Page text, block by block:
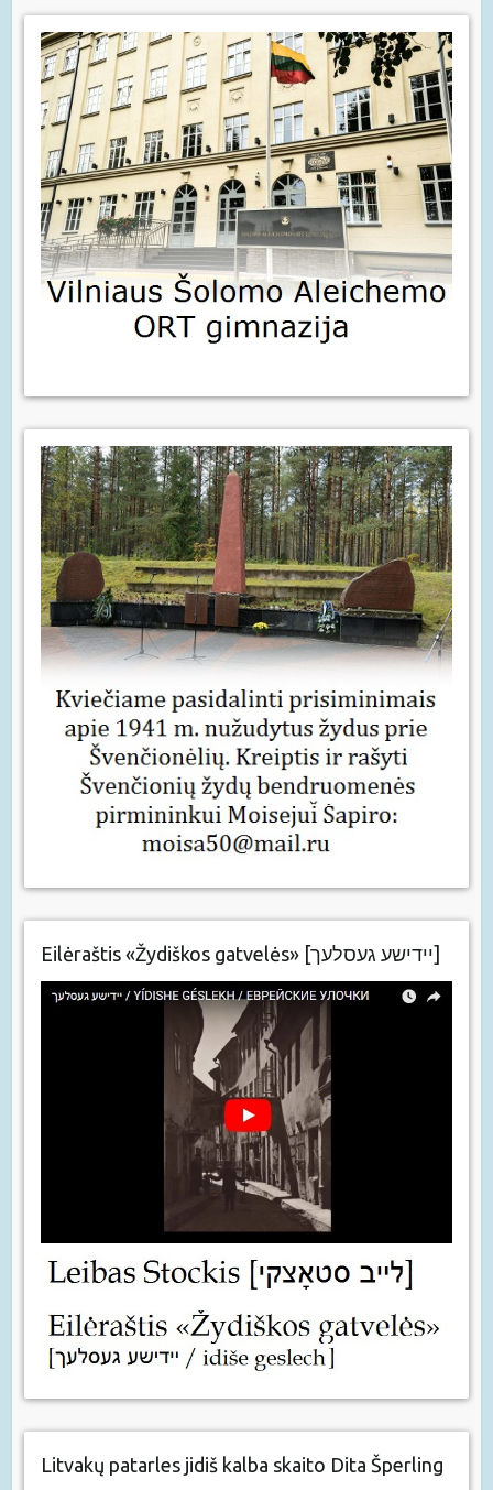
Eilėraštis «Žydiškos gatvelės» [יידישע געסלעך]
Litvakų patarles jidiš kalba skaito Dita Šperling